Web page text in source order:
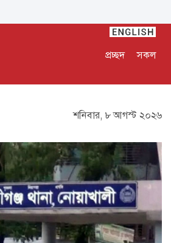
প্রচ্ছদ সকল
শনিবার, ৮ আগস্ট ২০২৬